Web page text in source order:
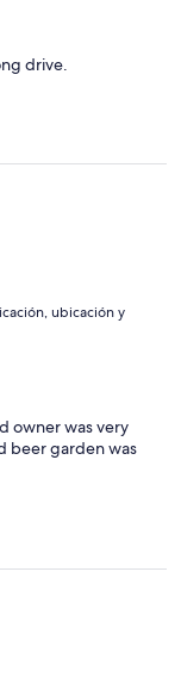
drive.
ubicación y
owner was very
beer garden was